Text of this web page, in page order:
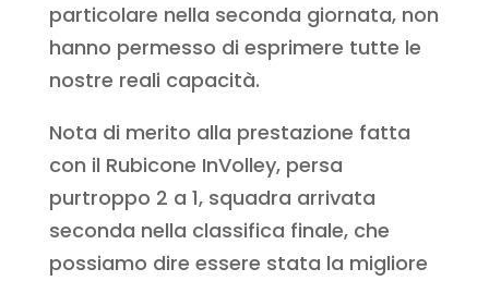
particolare nella seconda giornata, non
hanno permesso di esprimere tutte le
nostre reali capacità.
Nota di merito alla prestazione fatta
con il Rubicone InVolley, persa
purtroppo 2 a 1, squadra arrivata
seconda nella classifica finale, che
possiamo dire essere stata la migliore